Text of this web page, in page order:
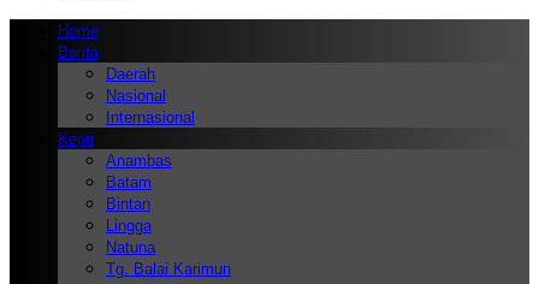
Home
Berita
Daerah
Nasional
Internasional
Kepri
Anambas
Batam
Bintan
Lingga
Natuna
Tg. Balai Karimun